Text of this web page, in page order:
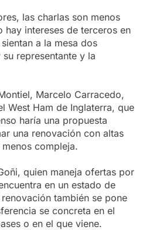
las charlas son menos
hay intereses de terceros en
a la mesa dos
representante y la
Marcelo Carracedo,
West Ham de Inglaterra, que
haría una propuesta
una renovación con altas
compleja.
quien maneja ofertas por
en un estado de
también se pone
se concreta en el
o en el que viene.